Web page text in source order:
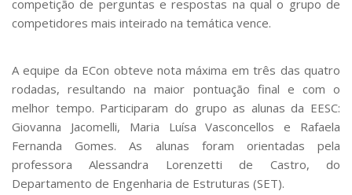
competição de perguntas e respostas na qual o grupo de
competidores mais inteirado na temática vence.
A equipe da ECon obteve nota máxima em três das quatro
rodadas, resultando na maior pontuação final e com o
melhor tempo. Participaram do grupo as alunas da EESC:
Giovanna Jacomelli, Maria Luísa Vasconcellos e Rafaela
Fernanda Gomes. As alunas foram orientadas pela
professora Alessandra Lorenzetti de Castro, do
Departamento de Engenharia de Estruturas (SET).